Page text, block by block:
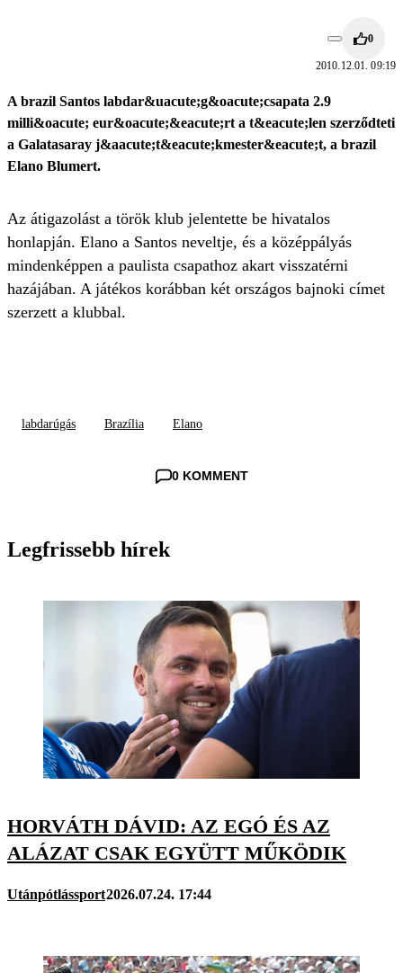
0
2010.12.01. 09:19
A brazil Santos labdar&uacute;g&oacute;csapata 2.9
milli&oacute; eur&oacute;&eacute;rt a t&eacute;len szerződteti
a Galatasaray j&aacute;t&eacute;kmester&eacute;t, a brazil
Elano Blumert.
Az átigazolást a török klub jelentette be hivatalos
honlapján. Elano a Santos neveltje, és a középpályás
mindenképpen a paulista csapathoz akart visszatérni
hazájában. A játékos korábban két országos bajnoki címet
szerzett a klubbal.
labdarúgás Brazília Elano
0 KOMMENT
Legfrissebb hírek
HORVÁTH DÁVID: AZ EGÓ ÉS AZ
ALÁZAT CSAK EGYÜTT MŰKÖDIK
Utánpótlássport2026.07.24. 17:44